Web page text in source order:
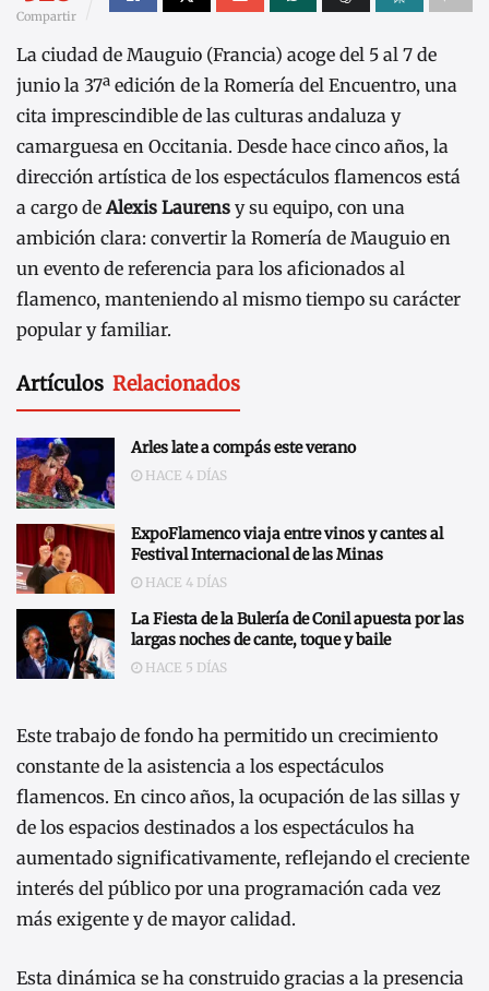
Compartir
La ciudad de Mauguio (Francia) acoge del 5 al 7 de
junio la 37ª edición de la Romería del Encuentro, una
cita imprescindible de las culturas andaluza y
camarguesa en Occitania. Desde hace cinco años, la
dirección artística de los espectáculos flamencos está
a cargo de Alexis Laurens y su equipo, con una
ambición clara: convertir la Romería de Mauguio en
un evento de referencia para los aficionados al
flamenco, manteniendo al mismo tiempo su carácter
popular y familiar.
Artículos Relacionados
Arles late a compás este verano
HACE 4 DÍAS
ExpoFlamenco viaja entre vinos y cantes al
Festival Internacional de las Minas
HACE 4 DÍAS
La Fiesta de la Bulería de Conil apuesta por las
largas noches de cante, toque y baile
HACE 5 DÍAS
Este trabajo de fondo ha permitido un crecimiento
constante de la asistencia a los espectáculos
flamencos. En cinco años, la ocupación de las sillas y
de los espacios destinados a los espectáculos ha
aumentado significativamente, reflejando el creciente
interés del público por una programación cada vez
más exigente y de mayor calidad.
Esta dinámica se ha construido gracias a la presencia